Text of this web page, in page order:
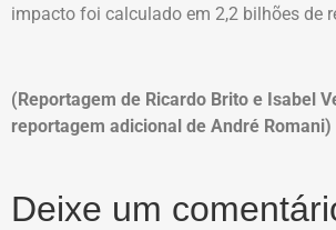
impacto foi calculado em 2,2 bilhões de
(Reportagem de Ricardo Brito e Isabel
reportagem adicional de André Romani)
Deixe um